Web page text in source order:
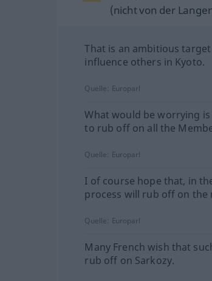
(nicht von der
That is an ambitious
influence others in Kyoto.
Quelle: Europarl
What would be worrying
to rub off on all the
Quelle: Europarl
I of course hope that, in
process will rub off on the
Quelle: Europarl
Many French wish that
rub off on Sarkozy.